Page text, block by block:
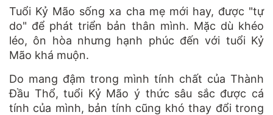
Tuổi Kỷ Mão sống xa cha mẹ mới hay, được "tự
do" để phát triển bản thân mình. Mặc dù khéo
léo, ôn hòa nhưng hạnh phúc đến với tuổi Kỷ
Mão khá muộn.
Do mang đậm trong mình tính chất của Thành
Đầu Thổ, tuổi Kỷ Mão ý thức sâu sắc được cá
tính của mình, bản tính cũng khó thay đổi trong